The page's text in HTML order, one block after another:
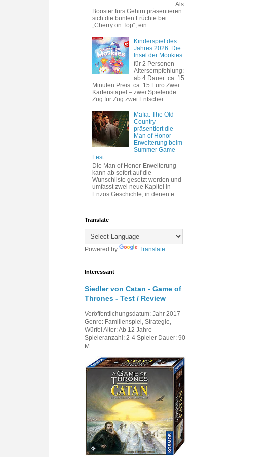
Als
Booster fürs Gehirn präsentieren
sich die bunten Früchte bei
„Cherry on Top“, ein...
Kinderspiel des
Jahres 2026: Die
Insel der Mookies
für 2 Personen
Altersempfehlung:
ab 4 Dauer: ca. 15
Minuten Preis: ca. 15 Euro Zwei
Kartenstapel – zwei Spielende.
Zug für Zug zwei Entschei...
Mafia: The Old
Country
präsentiert die
Man of Honor-
Erweiterung beim
Summer Game
Fest
Die Man of Honor-Erweiterung
kann ab sofort auf die
Wunschliste gesetzt werden und
umfasst zwei neue Kapitel in
Enzos Geschichte, in denen e...
Translate
Powered by Translate
Interessant
Siedler von Catan - Game of
Thrones - Test / Review
Veröffentlichungsdatum: Jahr 2017
Genre: Familienspiel, Strategie,
Würfel Alter: Ab 12 Jahre
Spieleranzahl: 2-4 Spieler Dauer: 90
M...